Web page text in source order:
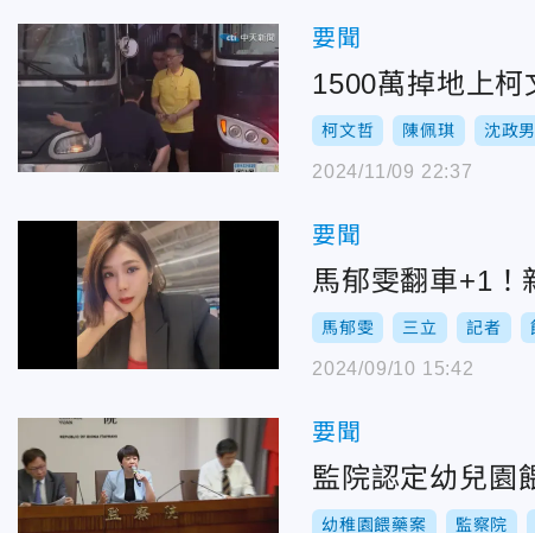
要聞
1500萬掉地上
柯文哲 陳佩琪 沈政男
2024/11/09 22:37
要聞
馬郁雯翻車+1
馬郁雯 三立 記者
2024/09/10 15:42
要聞
監院認定幼兒園
幼稚園餵藥案 監察院